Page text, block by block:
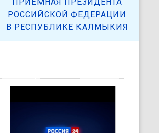
РОССИЙСКОЙ ФЕДЕРАЦИИ
В РЕСПУБЛИКЕ КАЛМЫКИЯ